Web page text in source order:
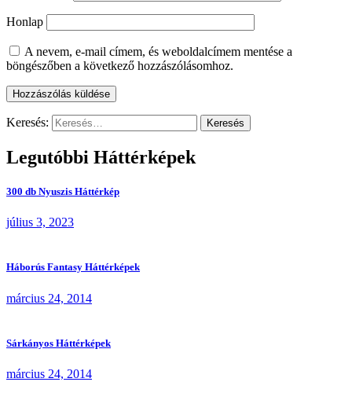
Honlap
A nevem, e-mail címem, és weboldalcímem mentése a
böngészőben a következő hozzászólásomhoz.
Keresés:
Legutóbbi Háttérképek
300 db Nyuszis Háttérkép
július 3, 2023
Háborús Fantasy Háttérképek
március 24, 2014
Sárkányos Háttérképek
március 24, 2014